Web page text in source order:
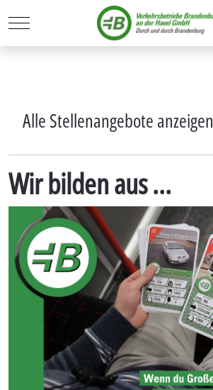
Mobile Menu Toggle
Alle Stellenangebote anzeigen
Wir bilden aus ...